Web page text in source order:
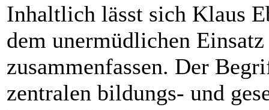
Inhaltlich lässt sich Klaus
dem unermüdlichen
zusammenfassen. Der
zentralen bildungs- und